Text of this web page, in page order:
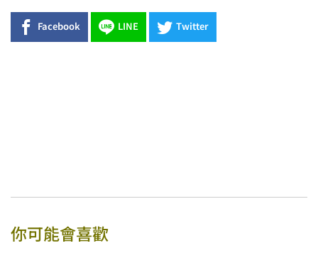
Facebook LINE Twitter
你可能會喜歡